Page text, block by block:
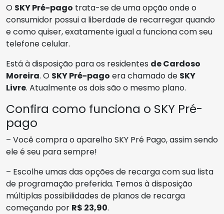
O SKY Pré-pago trata-se de uma opção onde o
consumidor possui a liberdade de recarregar quando
e como quiser, exatamente igual a funciona com seu
telefone celular.
Está à disposição para os residentes de Cardoso
Moreira. O SKY Pré-pago era chamado de SKY
Livre. Atualmente os dois são o mesmo plano.
Confira como funciona o SKY Pré-
pago
– Você compra o aparelho SKY Pré Pago, assim sendo
ele é seu para sempre!
– Escolhe umas das opções de recarga com sua lista
de programação preferida. Temos à disposição
múltiplas possibilidades de planos de recarga
começando por R$ 23,90.